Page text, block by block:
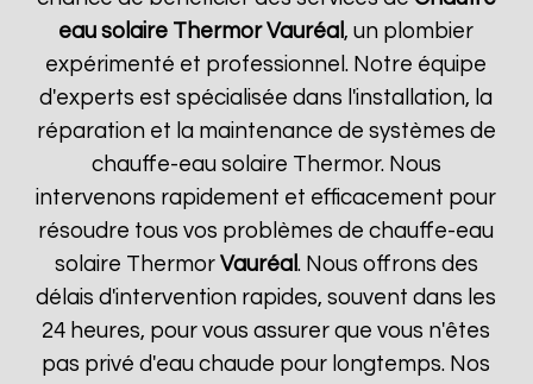
eau solaire Thermor Vauréal, un plombier
expérimenté et professionnel. Notre équipe
d'experts est spécialisée dans l'installation, la
réparation et la maintenance de systèmes de
chauffe-eau solaire Thermor. Nous
intervenons rapidement et efficacement pour
résoudre tous vos problèmes de chauffe-eau
solaire Thermor Vauréal . Nous offrons des
délais d'intervention rapides, souvent dans les
24 heures, pour vous assurer que vous n'êtes
pas privé d'eau chaude pour longtemps. Nos